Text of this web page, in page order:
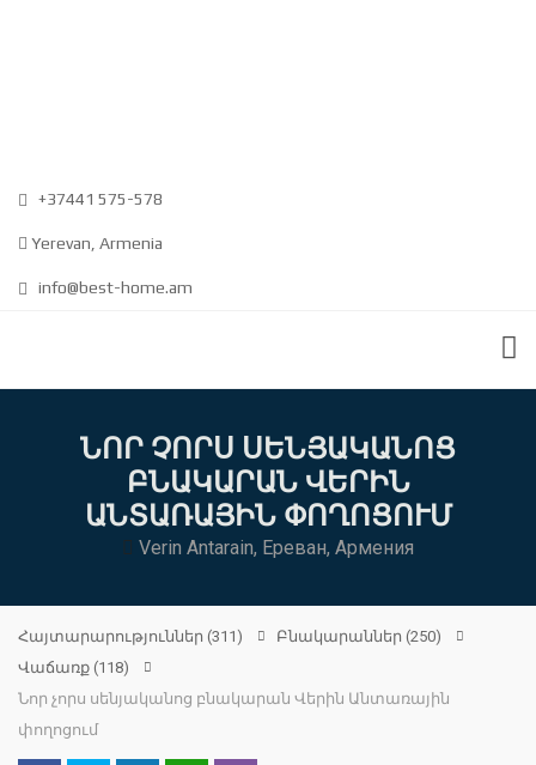
+37441 575-578
Yerevan, Armenia
info@best-home.am
ՆՈՐ ՉՈՐՍ ՍԵՆՅԱԿԱՆՈՑ
ԲՆԱԿԱՐԱՆ ՎԵՐԻՆ
ԱՆՏԱՌԱՅԻՆ ՓՈՂՈՑՈՒՄ
Verin Antarain, Ереван, Армения
Հայտարարություններ (311) Բնակարաններ (250)
Վաճառք (118)
Նոր չորս սենյականոց բնակարան Վերին Անտառային
փողոցում